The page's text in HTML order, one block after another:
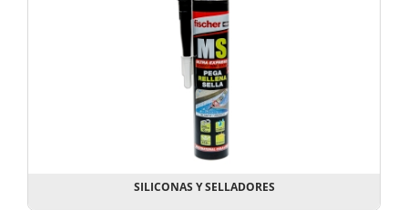
SILICONAS Y SELLADORES